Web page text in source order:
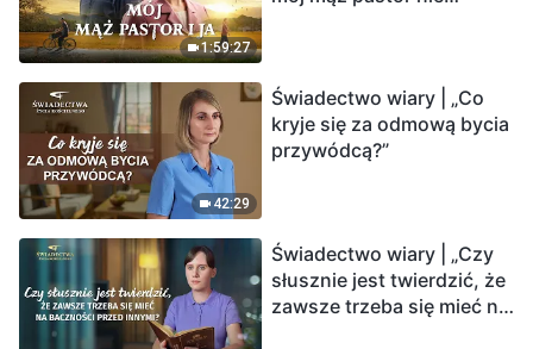
1:59:27
42:29
Świadectwo wiary | „Co
kryje się za odmową bycia
przywódcą?”
Świadectwo wiary | „Czy
słusznie jest twierdzić, że
zawsze trzeba się mieć na